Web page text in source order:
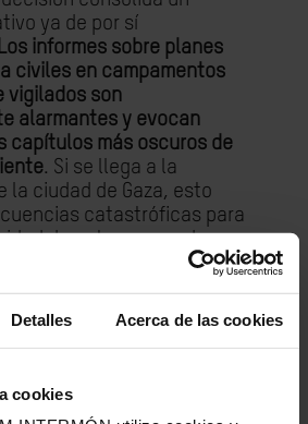
Detalles Acerca de las cookies
cookies
ya de por sí
Los informes sobre planes
civiles en campamentos
vigilados son
alarmantes y evocan
capítulos más oscuros de
. Si se llega a la
la ciudad de Gaza, esto
catastróficas para
de entregar ayuda y
que en su gran
intento de desalojarlas
una de las